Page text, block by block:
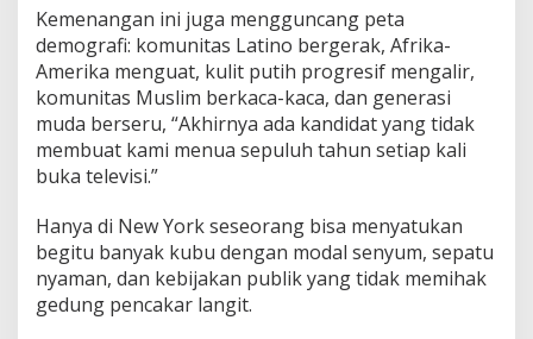
Kemenangan ini juga mengguncang peta
demografi: komunitas Latino bergerak, Afrika-
Amerika menguat, kulit putih progresif mengalir,
komunitas Muslim berkaca-kaca, dan generasi
muda berseru, “Akhirnya ada kandidat yang tidak
membuat kami menua sepuluh tahun setiap kali
buka televisi.”
Hanya di New York seseorang bisa menyatukan
begitu banyak kubu dengan modal senyum, sepatu
nyaman, dan kebijakan publik yang tidak memihak
gedung pencakar langit.